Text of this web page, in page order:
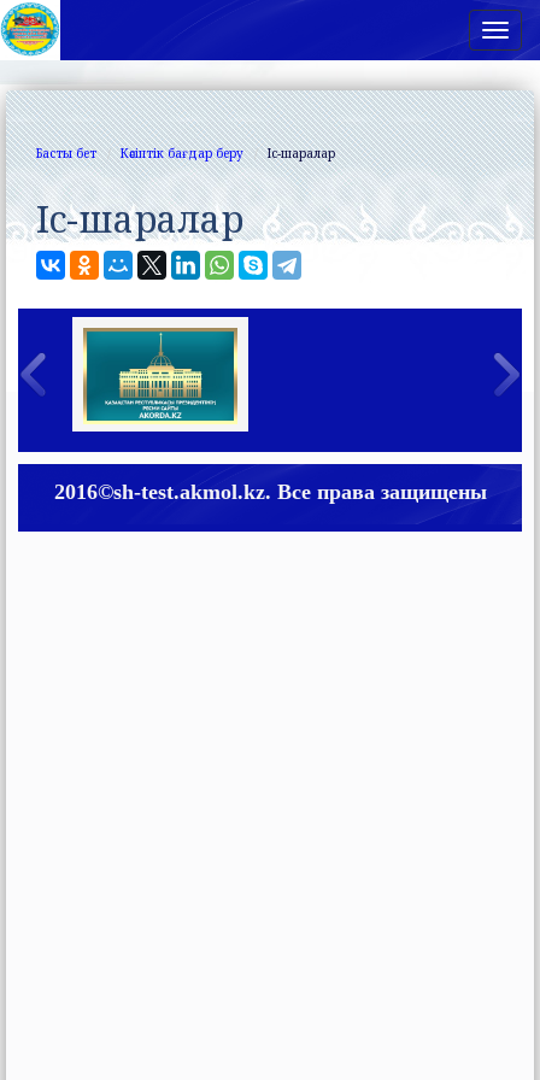
Басты бет Кәсіптік бағдар беру Іс-шаралар
Іс-шаралар
2016©sh-test.akmol.kz. Все права защищены